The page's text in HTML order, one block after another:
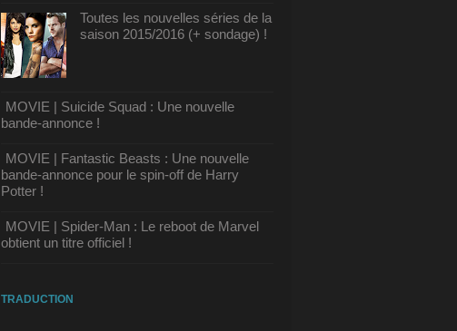
Toutes les nouvelles séries de la
saison 2015/2016 (+ sondage) !
MOVIE | Suicide Squad : Une nouvelle
bande-annonce !
MOVIE | Fantastic Beasts : Une nouvelle
bande-annonce pour le spin-off de Harry
Potter !
MOVIE | Spider-Man : Le reboot de Marvel
obtient un titre officiel !
TRADUCTION